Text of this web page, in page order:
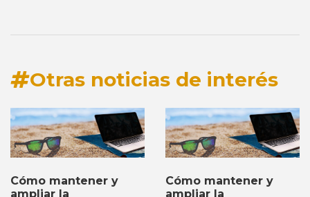
Otras noticias de interés
Cómo mantener y
ampliar la
Cómo mantener y
ampliar la